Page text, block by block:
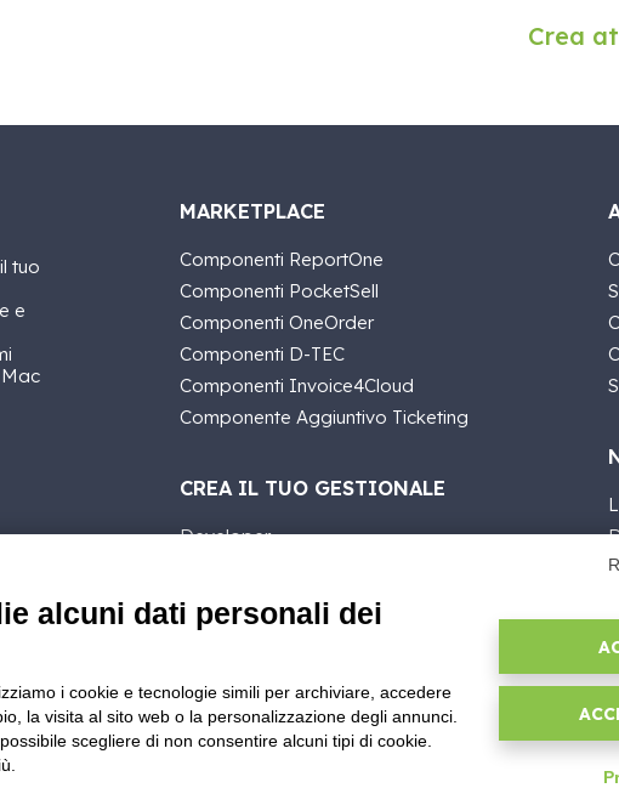
Crea
tuo
e
MARKETPLACE
Componenti ReportOne
Componenti PocketSell
Componenti OneOrder
Componenti D-TEC
Componenti Invoice4Cloud
Componente Aggiuntivo Ticketing
CREA IL TUO GESTIONALE
Developer
API
E-Book
alcuni dati personali dei
i cookie e tecnologie simili per archiviare, accedere
la visita al sito web o la personalizzazione degli annunci.
scegliere di non consentire alcuni tipi di cookie.